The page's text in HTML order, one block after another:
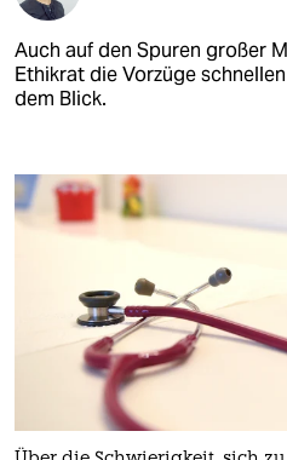
Auch auf den Spuren großer
Ethikrat die Vorzüge
dem Blick.